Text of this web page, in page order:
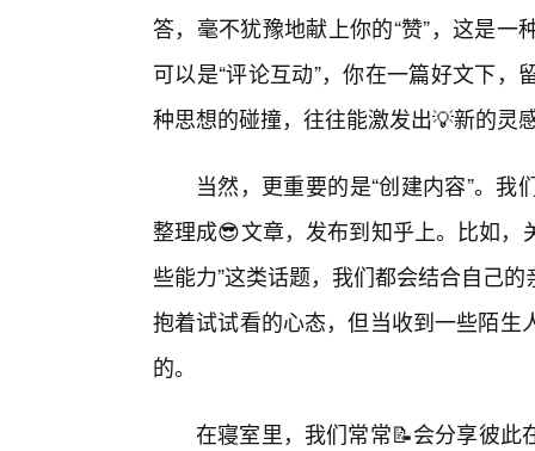
答，毫不犹豫地献上你的“赞”，这是
可以是“评论互动”，你在一篇好文下
种思想的碰撞，往往能激发出💡新的灵
当然，更重要的是“创建内容”。
整理成😎文章，发布到知乎上。比如，
些能力”这类话题，我们都会结合自己
抱着试试看的心态，但当收到一些陌
的。
在寝室里，我们常常📝会分享彼此